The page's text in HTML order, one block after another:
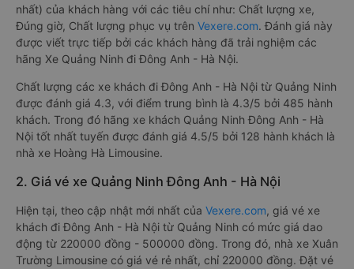
nhất) của khách hàng với các tiêu chí như: Chất lượng xe,
Đúng giờ, Chất lượng phục vụ trên Vexere.com. Đánh giá này
được viết trực tiếp bởi các khách hàng đã trải nghiệm các
hãng Xe Quảng Ninh đi Đông Anh - Hà Nội.
Chất lượng các xe khách đi Đông Anh - Hà Nội từ Quảng Ninh
được đánh giá 4.3, với điểm trung bình là 4.3/5 bởi 485 hành
khách. Trong đó hãng xe khách Quảng Ninh Đông Anh - Hà
Nội tốt nhất tuyến được đánh giá 4.5/5 bởi 128 hành khách là
nhà xe Hoàng Hà Limousine.
2. Giá vé xe Quảng Ninh Đông Anh - Hà Nội
Hiện tại, theo cập nhật mới nhất của Vexere.com, giá vé xe
khách đi Đông Anh - Hà Nội từ Quảng Ninh có mức giá dao
động từ 220000 đồng - 500000 đồng. Trong đó, nhà xe Xuân
Trường Limousine có giá vé rẻ nhất, chỉ 220000 đồng. Đặt vé